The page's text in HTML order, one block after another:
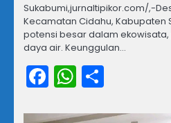
Sukabumi,jurnaltipikor.com/,-
Kecamatan Cidahu, Kabupaten
potensi besar dalam
daya air. Keunggulan…
Facebook